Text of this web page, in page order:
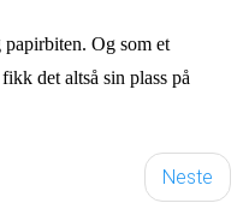
Og som et
det altså sin plass på
Neste